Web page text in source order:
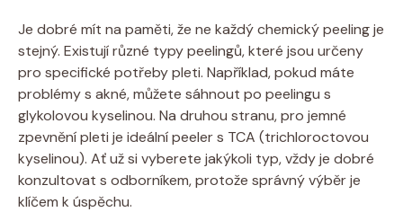
Je dobré mít na paměti, že ne každý chemický peeling je
stejný. Existují různé typy peelingů, které jsou určeny
pro specifické potřeby pleti. Například, pokud máte
problémy s akné, můžete sáhnout po peelingu s
glykolovou kyselinou. Na druhou stranu, pro jemné
zpevnění pleti je ideální peeler s TCA (trichloroctovou
kyselinou). Ať už si vyberete jakýkoli typ, vždy je dobré
konzultovat s odborníkem, protože správný výběr je
klíčem k úspěchu.